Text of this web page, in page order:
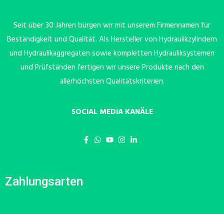
Seit über 30 Jahren bürgen wir mit unserem Firmennamen für
Beständigkeit und Qualität. Als Hersteller von Hydraulikzylindern
und Hydraulikaggregaten sowie kompletten Hydrauliksystemen
und Prüfständen fertigen wir unsere Produkte nach den
allerhöchsten Qualitätskriterien.
SOCIAL MEDIA KANÄLE
Zahlungsarten